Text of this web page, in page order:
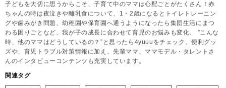
子どもを大切に思うからこそ、子育て中のママは心配ごとがたくさん！赤
ちゃんの時は夜泣きや離乳食について、1・2歳になるとトイレトレーニン
グや歯みがき問題、幼稚園や保育園へ通うようになったら集団生活にまつ
わる困りごとなど、我が子の成長に合わせて育児のお悩みも変化。 ”こんな
時、他のママはどうしているの？”と思ったら4yuuuをチェック。便利グッ
ズや、育児トラブル対策情報に加え、先輩ママ、ママモデル・タレントさ
んのインタビューコンテンツも充実しています。
関連タグ